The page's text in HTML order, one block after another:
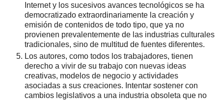
Internet y los sucesivos avances tecnológicos se ha
democratizado extraordinariamente la creación y
emisión de contenidos de todo tipo, que ya no
provienen prevalentemente de las industrias culturales
tradicionales, sino de multitud de fuentes diferentes.
Los autores, como todos los trabajadores, tienen
derecho a vivir de su trabajo con nuevas ideas
creativas, modelos de negocio y actividades
asociadas a sus creaciones. Intentar sostener con
cambios legislativos a una industria obsoleta que no